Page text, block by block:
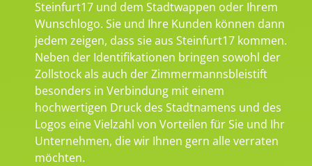
Steinfurt17 und dem Stadtwappen oder Ihrem
Wunschlogo. Sie und Ihre Kunden können dann
jedem zeigen, dass sie aus Steinfurt17 kommen.
Neben der Identifikationen bringen sowohl der
Zollstock als auch der Zimmermannsbleistift
besonders in Verbindung mit einem
hochwertigen Druck des Stadtnamens und des
Logos eine Vielzahl von Vorteilen für Sie und Ihr
Unternehmen, die wir Ihnen gern alle verraten
möchten.